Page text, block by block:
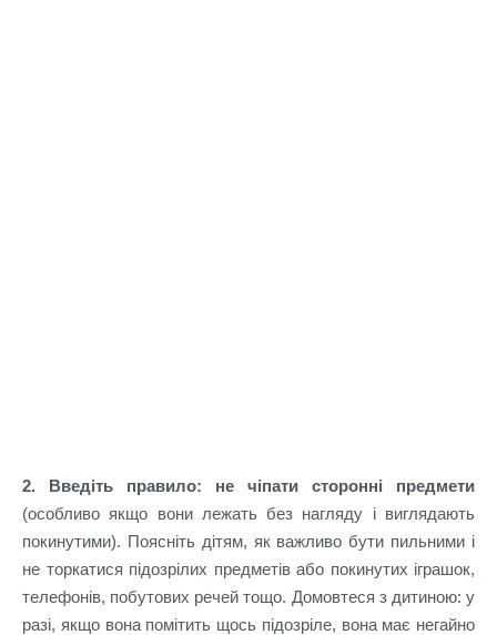
2. Введіть правило: не чіпати сторонні предмети
(особливо якщо вони лежать без нагляду і виглядають
покинутими). Поясніть дітям, як важливо бути пильними і
не торкатися підозрілих предметів або покинутих іграшок,
телефонів, побутових речей тощо. Домовтеся з дитиною: у
разі, якщо вона помітить щось підозріле, вона має негайно